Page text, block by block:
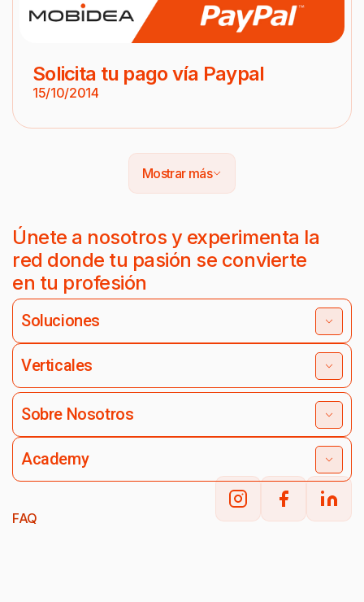
Solicita tu pago vía Paypal
15/10/2014
Mostrar más
Únete a nosotros y experimenta la
red donde tu pasión se convierte
en tu profesión
Soluciones
Verticales
Sobre Nosotros
Academy
FAQ